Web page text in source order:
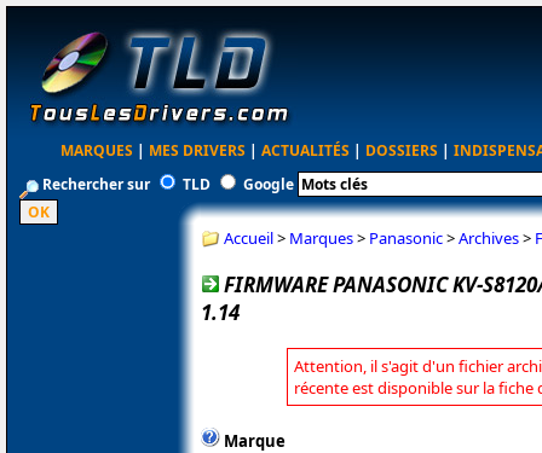
MARQUES | MES DRIVERS | ACTUALITÉS | DOSSIERS |
Rechercher sur
TLD Google
Accueil> Marques> Panasonic>Archives>
FIRMWARE PANASONIC KV-
1.14
Attention, il s'agit d'un fichier
récente est disponible sur la fiche
Marque